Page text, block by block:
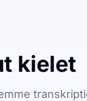
kielet